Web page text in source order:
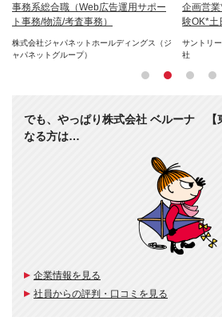
事務系総合職（Web広告運用サポー
ト事務/物流/考査事務）
株式会社ジャパネットホールディングス（ジ
ャパネットグループ）
企画営
験OK*土
サントリ
社
でも、やっぱり株式会社 ベルーナ 【
なる方は…
企業情報を見る
社員からの評判・口コミを見る